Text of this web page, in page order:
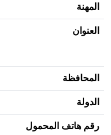
المهنة
العنوان
المحافظة
الدولة
رقم هاتف المحمول